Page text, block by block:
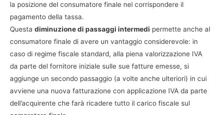
la posizione del consumatore finale nel corrispondere il
pagamento della tassa.
Questa diminuzione di passaggi intermedi permette anche al
consumatore finale di avere un vantaggio considerevole: in
caso di regime fiscale standard, alla piena valorizzazione IVA
da parte del fornitore iniziale sulle sue fatture emesse, si
aggiunge un secondo passaggio (a volte anche ulteriori) in cui
avviene una nuova fatturazione con applicazione IVA da parte
dell’acquirente che farà ricadere tutto il carico fiscale sul